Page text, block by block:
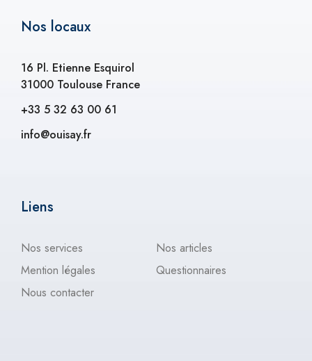
Nos locaux
16 Pl. Etienne Esquirol
31000 Toulouse France
+33 5 32 63 00 61
info@ouisay.fr
Liens
Nos services
Nos articles
Mention légales
Questionnaires
Nous contacter